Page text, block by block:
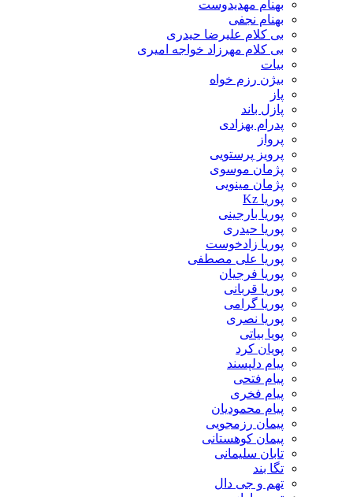
بهنام مهدیدوست
بهنام نجفی
بی کلام علیرضا حیدری
بی کلام مهرزاد خواجه امیری
بیات
بیژن رزم خواه
پاز
پازل باند
پدرام بهزادی
پرواز
پرویز پرستویی
پژمان موسوی
پژمان مینویی
پوریا Kz
پوریا بارجینی
پوریا حیدری
پوریا زادخوست
پوریا علی مصطفی
پوریا فرجیان
پوریا قربانی
پوریا گرامی
پوریا نصری
پویا بیاتی
پویان کرد
پیام دلپسند
پیام فتحی
پیام فخری
پیام محمودیان
پیمان رزمجویی
پیمان کوهستانی
تابان سلیمانی
تگا بند
تهم و جی دال